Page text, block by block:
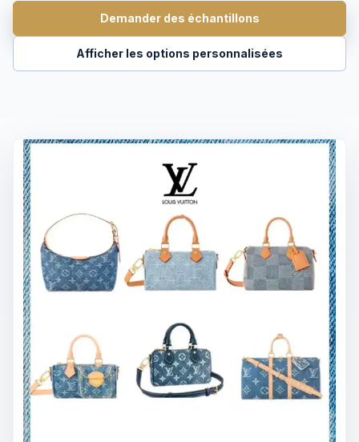
Demander des échantillons
Afficher les options personnalisées